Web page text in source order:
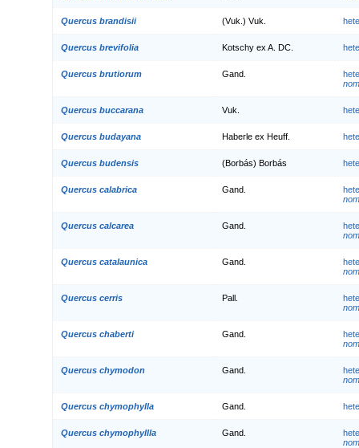
Quercus brandisii (Vuk.) Vuk.
Quercus brevifolia Kotschy ex A. DC.
Quercus brutiorum Gand.
Quercus buccarana Vuk.
Quercus budayana Haberle ex Heuff.
Quercus budensis (Borbás) Borbás
Quercus calabrica Gand.
Quercus calcarea Gand.
Quercus catalaunica Gand.
Quercus cerris Pall.
Quercus chaberti Gand.
Quercus chymodon Gand.
Quercus chymophylla Gand.
Quercus chymophyllla Gand.